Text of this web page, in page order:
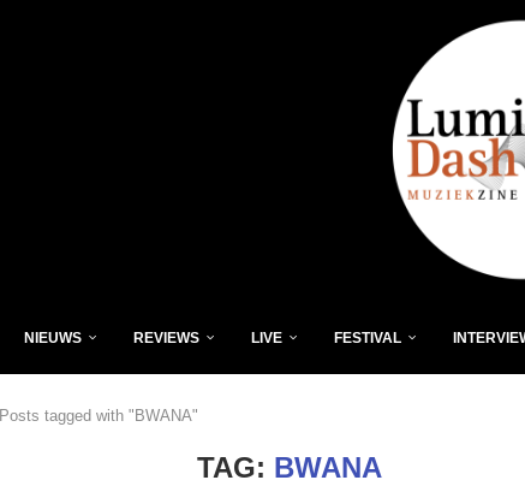
NIEUWS REVIEWS LIVE FESTIVAL
Posts tagged with "BWANA"
TAG: BWANA